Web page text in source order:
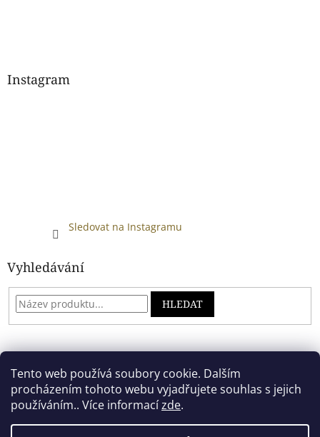
Tento web používá soubory cookie. Dalším
procházením tohoto webu vyjadřujete souhlas s jejich
používáním.. Více informacízde.
Instagram
Sledovat na Instagramu
Vyhledávání
HLEDAT
Vytvořil Shoptet